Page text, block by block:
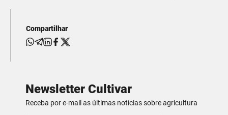
Compartilhar
Newsletter Cultivar
Receba por e-mail as últimas notícias sobre agricultura